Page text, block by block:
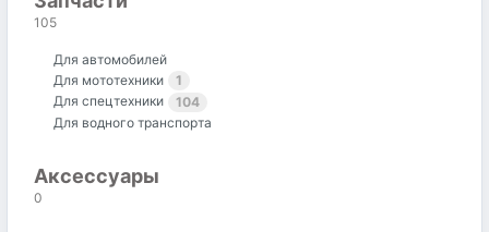
105
Для автомобилей
Для мототехники
1
Для спецтехники
104
Для водного транспорта
Аксессуары
0